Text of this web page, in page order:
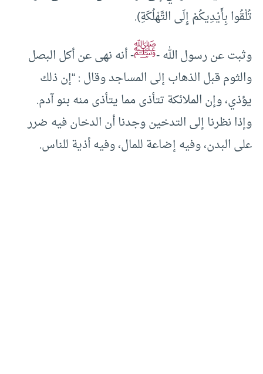
تُلْقُوا بِأَيْدِيكُمْ إِلَى التَّهْلُكَةِ).
وثبت عن رسول الله -ﷺ- أنه نهى عن أكل البصل
والثوم قبل الذهاب إلى المساجد وقال : “إن ذلك
يؤذي، وإن الملائكة تتأذى مما يتأذى منه بنو آدم.
وإذا نظرنا إلى التدخين وجدنا أن الدخان فيه ضرر
على البدن، وفيه إضاعة للمال، وفيه أذية للناس.